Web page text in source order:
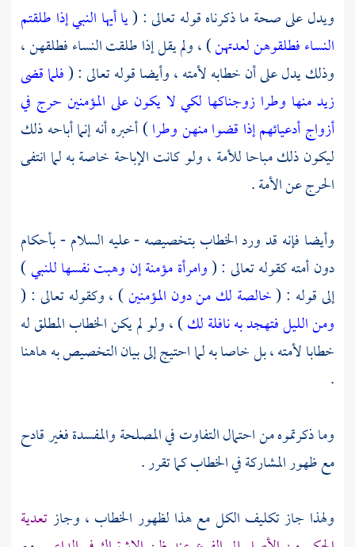
ويدل على صحة ما ذكرناه قوله تعالى : (يا أيها النبي إذا طلقتم
النساء فطلقوهن لعدتهن) ، ولم يقل إذا طلقت النساء فطلقهن ،
وذلك يدل على أن خطابه لأمته ، وأيضا قوله تعالى : (فلما قضى
زيد منها وطرا زوجناكها لكي لا يكون على المؤمنين حرج في
أزواج أدعيائهم إذا قضوا منهن وطرا) أخبره أنه إنما أباحه ذلك
ليكون ذلك مباحا للأمة ، ولو كانت الإباحة خاصة به لما انتفى
الحرج عن الأمة .
وأيضا فإنه قد ورد الخطاب بتخصيصه - عليه السلام - بأحكام
دون أمته كقوله تعالى : (وامرأة مؤمنة إن وهبت نفسها للنبي)
إلى قوله : (خالصة لك من دون المؤمنين) ، وكقوله تعالى : (
ومن الليل فتهجد به نافلة لك) ، ولو لم يكن الخطاب المطلق له
خطابا لأمته ، بل خاصا به لما احتيج إلى بيان التخصيص به هاهنا
.
وما ذكرتموه من احتمال التفاوت في المصلحة والمفسدة فغير قادح
مع ظهور المشاركة في الخطاب كما تقرر .
ولهذا جاز تكليف الكل مع هذا لظهور الخطاب ، وجازتعدية